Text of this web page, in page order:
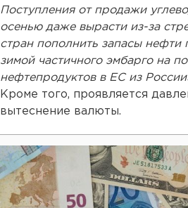
Поступления от продажи
осенью даже вырасти из-за
стран пополнить запасы нефти
зимой частичного эмбарго на
нефтепродуктов в ЕС из
Кроме того, проявляется
вытеснение валюты.